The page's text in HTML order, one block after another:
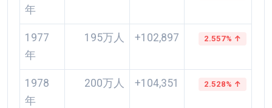
年
1977
年
195万人 +102,897 2.557% ↑
1978
年
200万人 +104,351 2.528% ↑